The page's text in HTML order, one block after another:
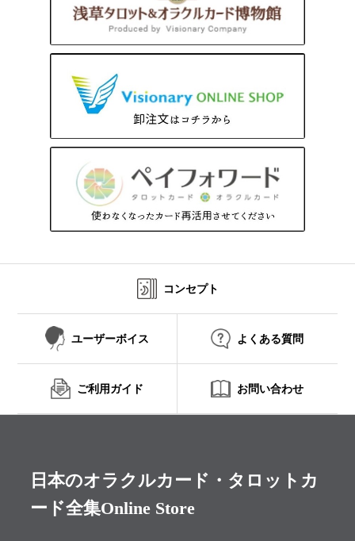
コンセプト
ユーザーボイス よくある質問
ご利用ガイド お問い合わせ
日本のオラクルカード・タロットカ
ード全集Online Store